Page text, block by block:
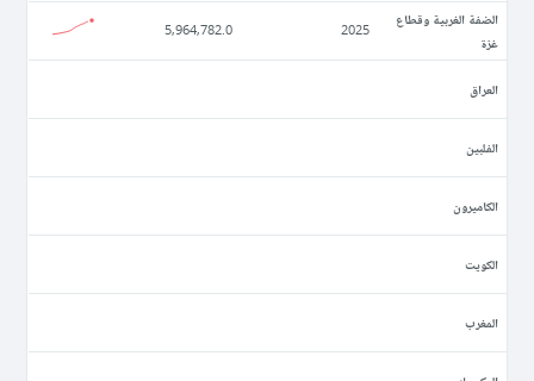
الضفة الغربية وقطاع
غزة
2025
5,964,782.0
العراق
الفلبين
الكاميرون
الكويت
المغرب